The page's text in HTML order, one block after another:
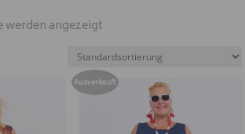
werden angezeigt
Ausverkauft